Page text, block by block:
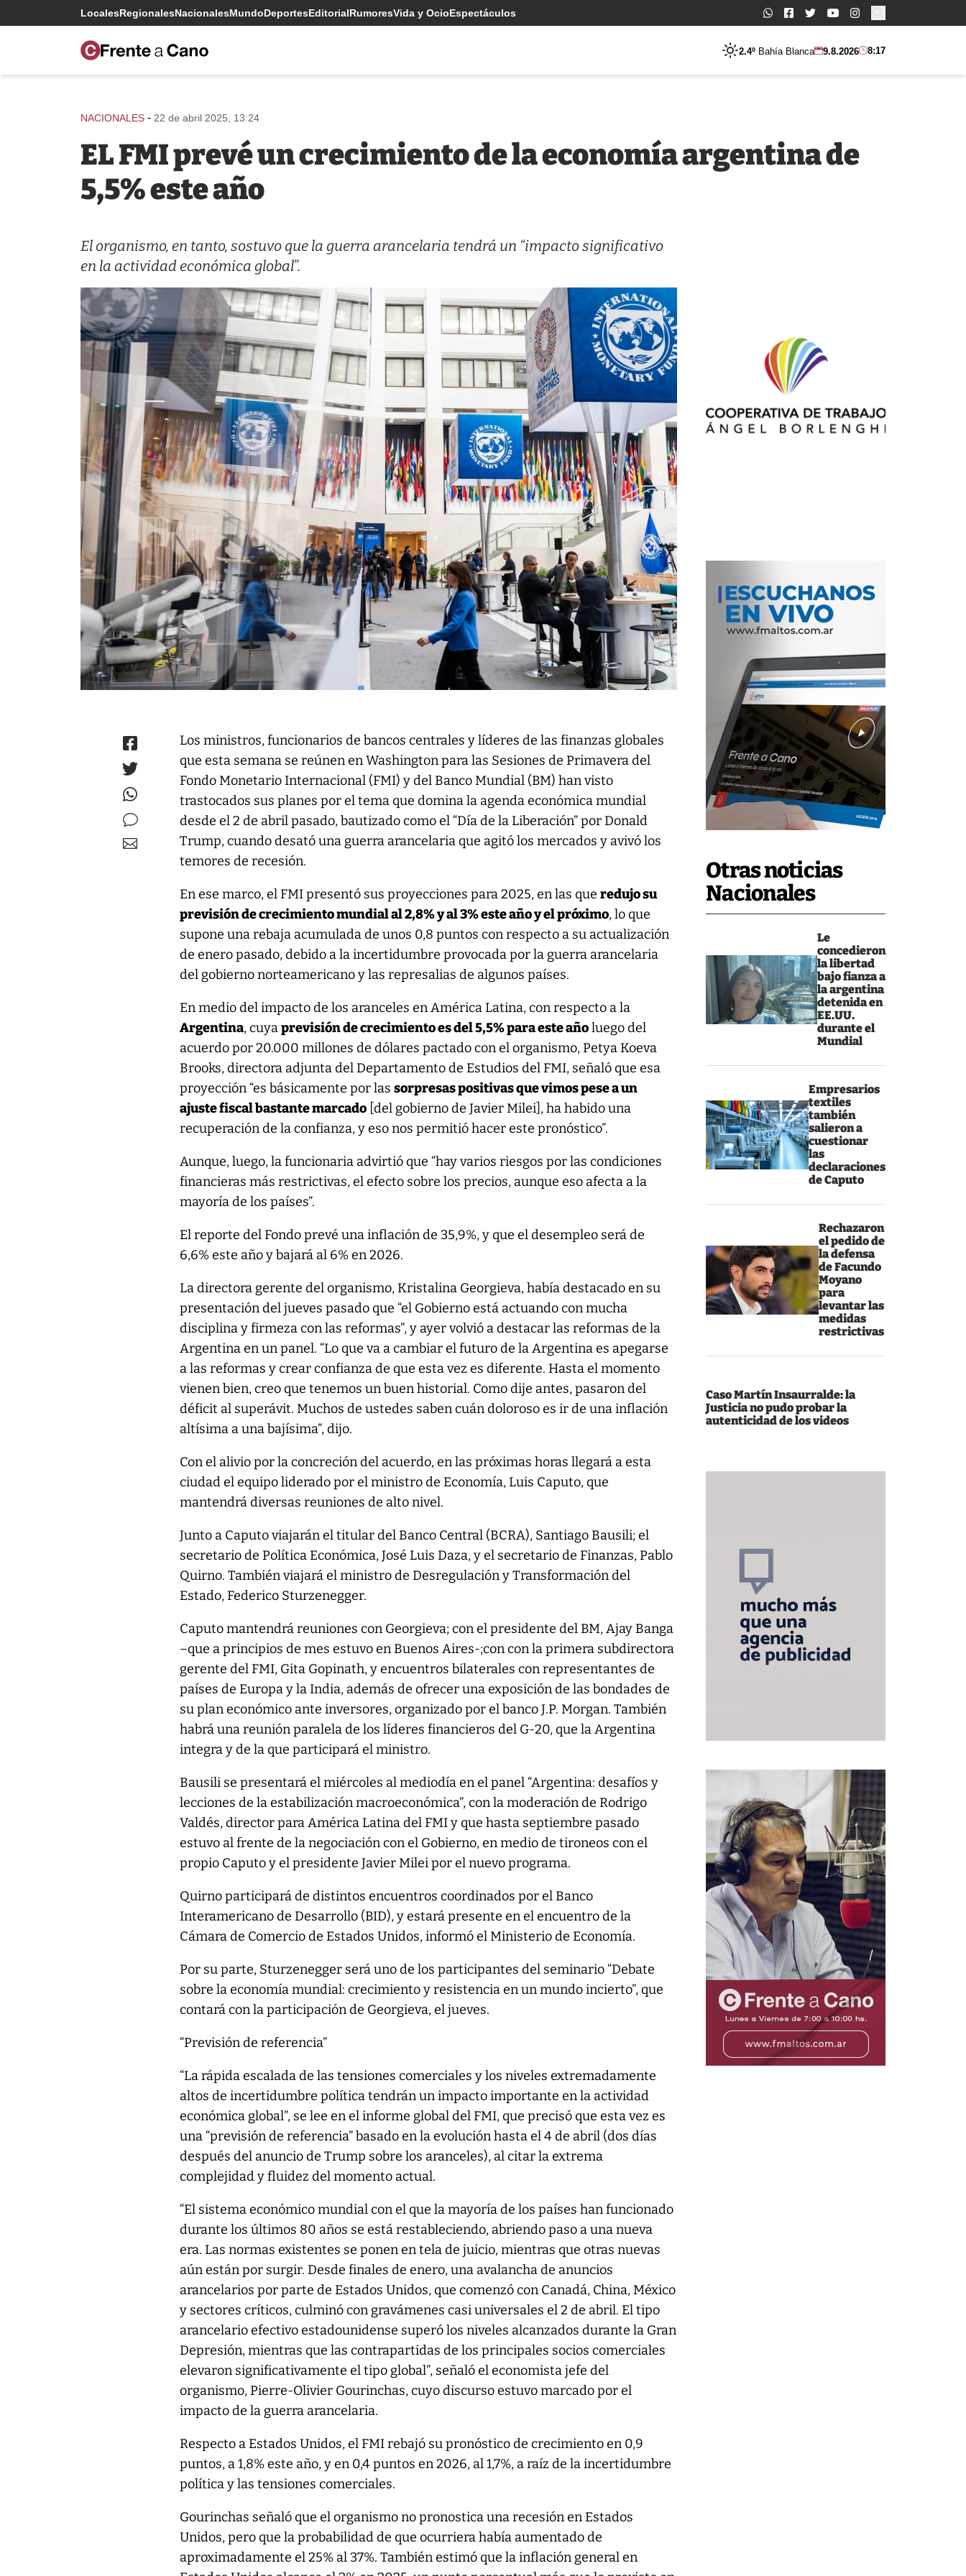
LocalesRegionalesNacionalesMundoDeportesEditorialRumoresVida y OcioEspectáculos Buscar:
2.4º Bahía Blanca 9.8.2026 8:17
Otras noticias
Nacionales
Le
concedieron
la libertad
bajo fianza a
la argentina
detenida en
EE.UU.
durante el
Mundial
Empresarios
textiles
también
salieron a
cuestionar
las
declaraciones
de Caputo
Rechazaron
el pedido de
la defensa
de Facundo
Moyano
para
levantar las
medidas
restrictivas
Caso Martín Insaurralde: la
Justicia no pudo probar la
autenticidad de los videos
NACIONALES - 22 de abril 2025, 13:24
EL FMI prevé un crecimiento de la economía argentina de
5,5% este año
El organismo, en tanto, sostuvo que la guerra arancelaria tendrá un “impacto significativo
en la actividad económica global”.
Los ministros, funcionarios de bancos centrales y líderes de las finanzas globales
que esta semana se reúnen en Washington para las Sesiones de Primavera del
Fondo Monetario Internacional (FMI) y del Banco Mundial (BM) han visto
trastocados sus planes por el tema que domina la agenda económica mundial
desde el 2 de abril pasado, bautizado como el “Día de la Liberación” por Donald
Trump, cuando desató una guerra arancelaria que agitó los mercados y avivó los
temores de recesión.
En ese marco, el FMI presentó sus proyecciones para 2025, en las queredujo su
previsión de crecimiento mundial al 2,8% y al 3% este año y el próximo, lo que
supone una rebaja acumulada de unos 0,8 puntos con respecto a su actualización
de enero pasado, debido a la incertidumbre provocada por la guerra arancelaria
del gobierno norteamericano y las represalias de algunos países.
En medio del impacto de los aranceles en América Latina, con respecto a la
Argentina, cuyaprevisión de crecimiento es del 5,5% para este añoluego del
acuerdo por 20.000 millones de dólares pactado con el organismo, Petya Koeva
Brooks, directora adjunta del Departamento de Estudios del FMI, señaló que esa
proyección “es básicamente por lassorpresas positivas que vimos pese a un
ajuste fiscal bastante marcado [del gobierno de Javier Milei], ha habido una
recuperación de la confianza, y eso nos permitió hacer este pronóstico”.
Aunque, luego, la funcionaria advirtió que “hay varios riesgos por las condiciones
financieras más restrictivas, el efecto sobre los precios, aunque eso afecta a la
mayoría de los países”.
El reporte del Fondo prevé una inflación de 35,9%, y que el desempleo será de
6,6% este año y bajará al 6% en 2026.
La directora gerente del organismo, Kristalina Georgieva, había destacado en su
presentación del jueves pasado que “el Gobierno está actuando con mucha
disciplina y firmeza con las reformas”, y ayer volvió a destacar las reformas de la
Argentina en un panel. “Lo que va a cambiar el futuro de la Argentina es apegarse
a las reformas y crear confianza de que esta vez es diferente. Hasta el momento
vienen bien, creo que tenemos un buen historial. Como dije antes, pasaron del
déficit al superávit. Muchos de ustedes saben cuán doloroso es ir de una inflación
altísima a una bajísima”, dijo.
Con el alivio por la concreción del acuerdo, en las próximas horas llegará a esta
ciudad el equipo liderado por el ministro de Economía, Luis Caputo, que
mantendrá diversas reuniones de alto nivel.
Junto a Caputo viajarán el titular del Banco Central (BCRA), Santiago Bausili; el
secretario de Política Económica, José Luis Daza, y el secretario de Finanzas, Pablo
Quirno. También viajará el ministro de Desregulación y Transformación del
Estado, Federico Sturzenegger.
Caputo mantendrá reuniones con Georgieva; con el presidente del BM, Ajay Banga
–que a principios de mes estuvo en Buenos Aires-;con con la primera subdirectora
gerente del FMI, Gita Gopinath, y encuentros bilaterales con representantes de
países de Europa y la India, además de ofrecer una exposición de las bondades de
su plan económico ante inversores, organizado por el banco J.P. Morgan. También
habrá una reunión paralela de los líderes financieros del G-20, que la Argentina
integra y de la que participará el ministro.
Bausili se presentará el miércoles al mediodía en el panel “Argentina: desafíos y
lecciones de la estabilización macroeconómica”, con la moderación de Rodrigo
Valdés, director para América Latina del FMI y que hasta septiembre pasado
estuvo al frente de la negociación con el Gobierno, en medio de tironeos con el
propio Caputo y el presidente Javier Milei por el nuevo programa.
Quirno participará de distintos encuentros coordinados por el Banco
Interamericano de Desarrollo (BID), y estará presente en el encuentro de la
Cámara de Comercio de Estados Unidos, informó el Ministerio de Economía.
Por su parte, Sturzenegger será uno de los participantes del seminario “Debate
sobre la economía mundial: crecimiento y resistencia en un mundo incierto”, que
contará con la participación de Georgieva, el jueves.
“Previsión de referencia”
“La rápida escalada de las tensiones comerciales y los niveles extremadamente
altos de incertidumbre política tendrán un impacto importante en la actividad
económica global”, se lee en el informe global del FMI, que precisó que esta vez es
una “previsión de referencia” basado en la evolución hasta el 4 de abril (dos días
después del anuncio de Trump sobre los aranceles), al citar la extrema
complejidad y fluidez del momento actual.
“El sistema económico mundial con el que la mayoría de los países han funcionado
durante los últimos 80 años se está restableciendo, abriendo paso a una nueva
era. Las normas existentes se ponen en tela de juicio, mientras que otras nuevas
aún están por surgir. Desde finales de enero, una avalancha de anuncios
arancelarios por parte de Estados Unidos, que comenzó con Canadá, China, México
y sectores críticos, culminó con gravámenes casi universales el 2 de abril. El tipo
arancelario efectivo estadounidense superó los niveles alcanzados durante la Gran
Depresión, mientras que las contrapartidas de los principales socios comerciales
elevaron significativamente el tipo global”, señaló el economista jefe del
organismo, Pierre-Olivier Gourinchas, cuyo discurso estuvo marcado por el
impacto de la guerra arancelaria.
Respecto a Estados Unidos, el FMI rebajó su pronóstico de crecimiento en 0,9
puntos, a 1,8% este año, y en 0,4 puntos en 2026, al 1,7%, a raíz de la incertidumbre
política y las tensiones comerciales.
Gourinchas señaló que el organismo no pronostica una recesión en Estados
Unidos, pero que la probabilidad de que ocurriera había aumentado de
aproximadamente el 25% al 37%. También estimó que la inflación general en